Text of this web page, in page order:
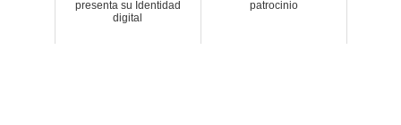
presenta su Identidad
digital
patrocinio